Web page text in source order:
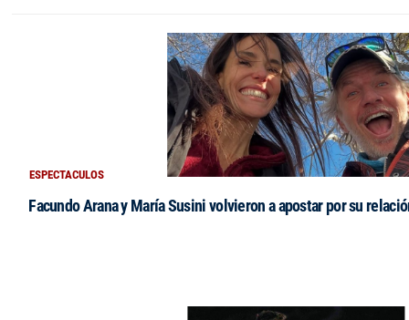
ESPECTACULOS
Facundo Arana y María Susini volvieron a apostar por su